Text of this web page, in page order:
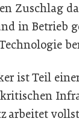
Zuschlag
in Betrieb
ist Teil
arbeitet